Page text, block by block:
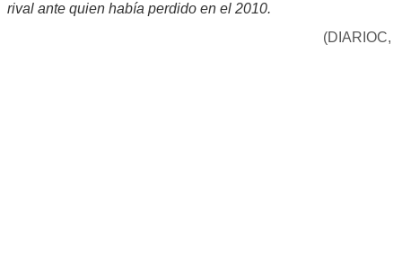
rival ante quien había perdido en el 2010.
(DIARIOC,